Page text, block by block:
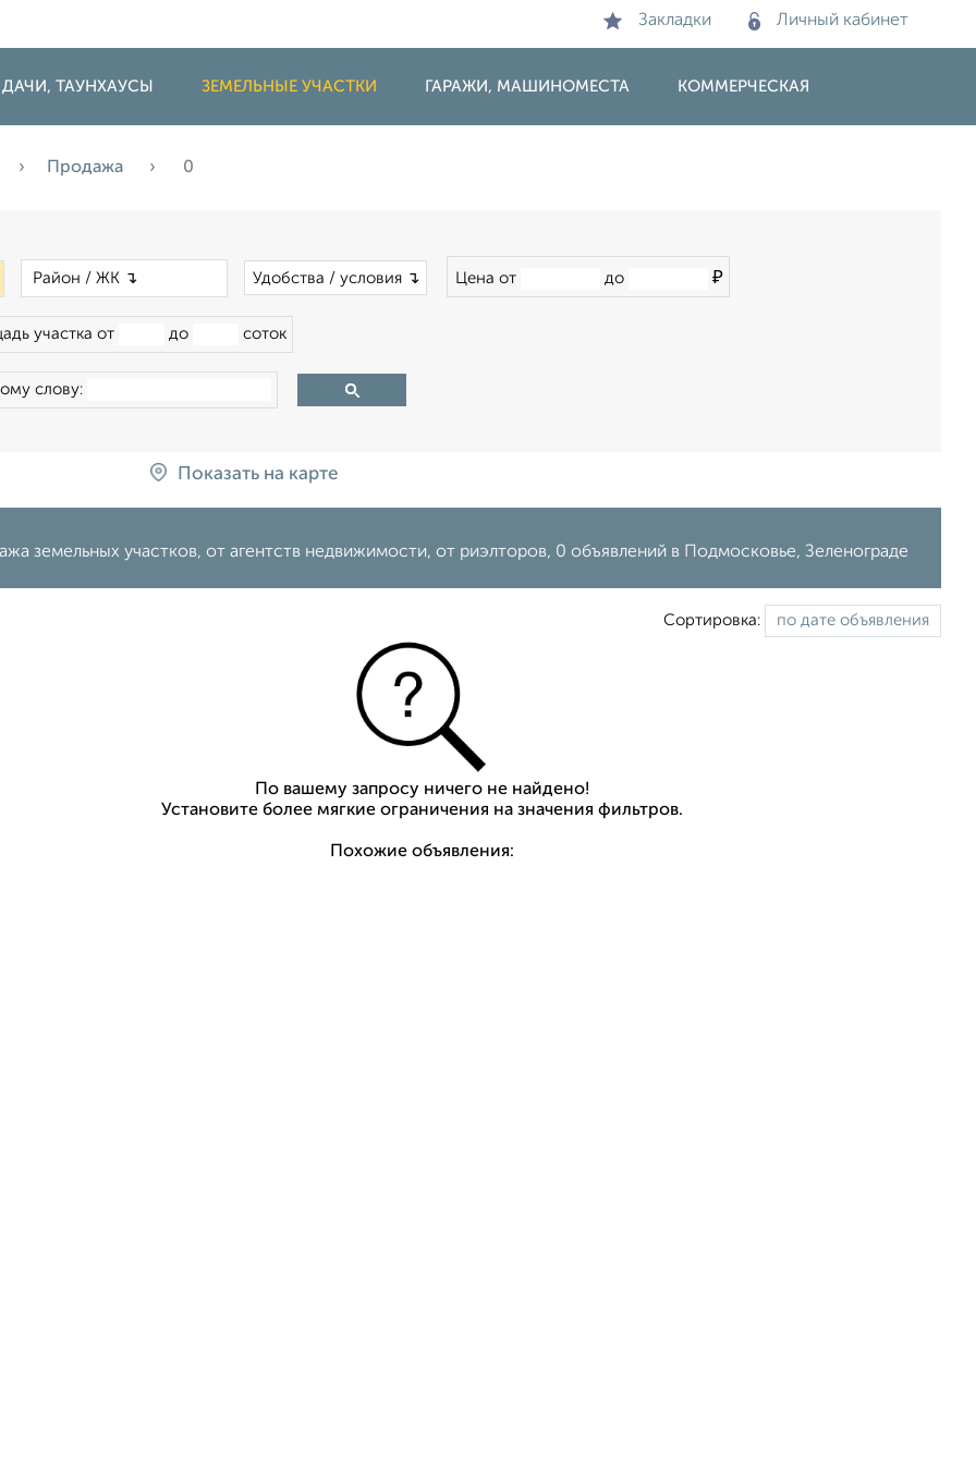
Закладки Личный кабинет
ТАУНХАУСЫ ЗЕМЕЛЬНЫЕ УЧАСТКИ ГАРАЖИ, МАШИНОМЕСТА КОММЕРЧЕСКАЯ
Продажа 0
Удобства / условия ↴ Цена от до ₽
участка от до соток
слову:
Показать на карте
земельных участков, от агентств недвижимости, от риэлторов, 0 объявлений в Подмосковье, Зеленограде
Сортировка:
По вашему запросу ничего не найдено!
Установите более мягкие ограничения на значения фильтров.
Похожие объявления: